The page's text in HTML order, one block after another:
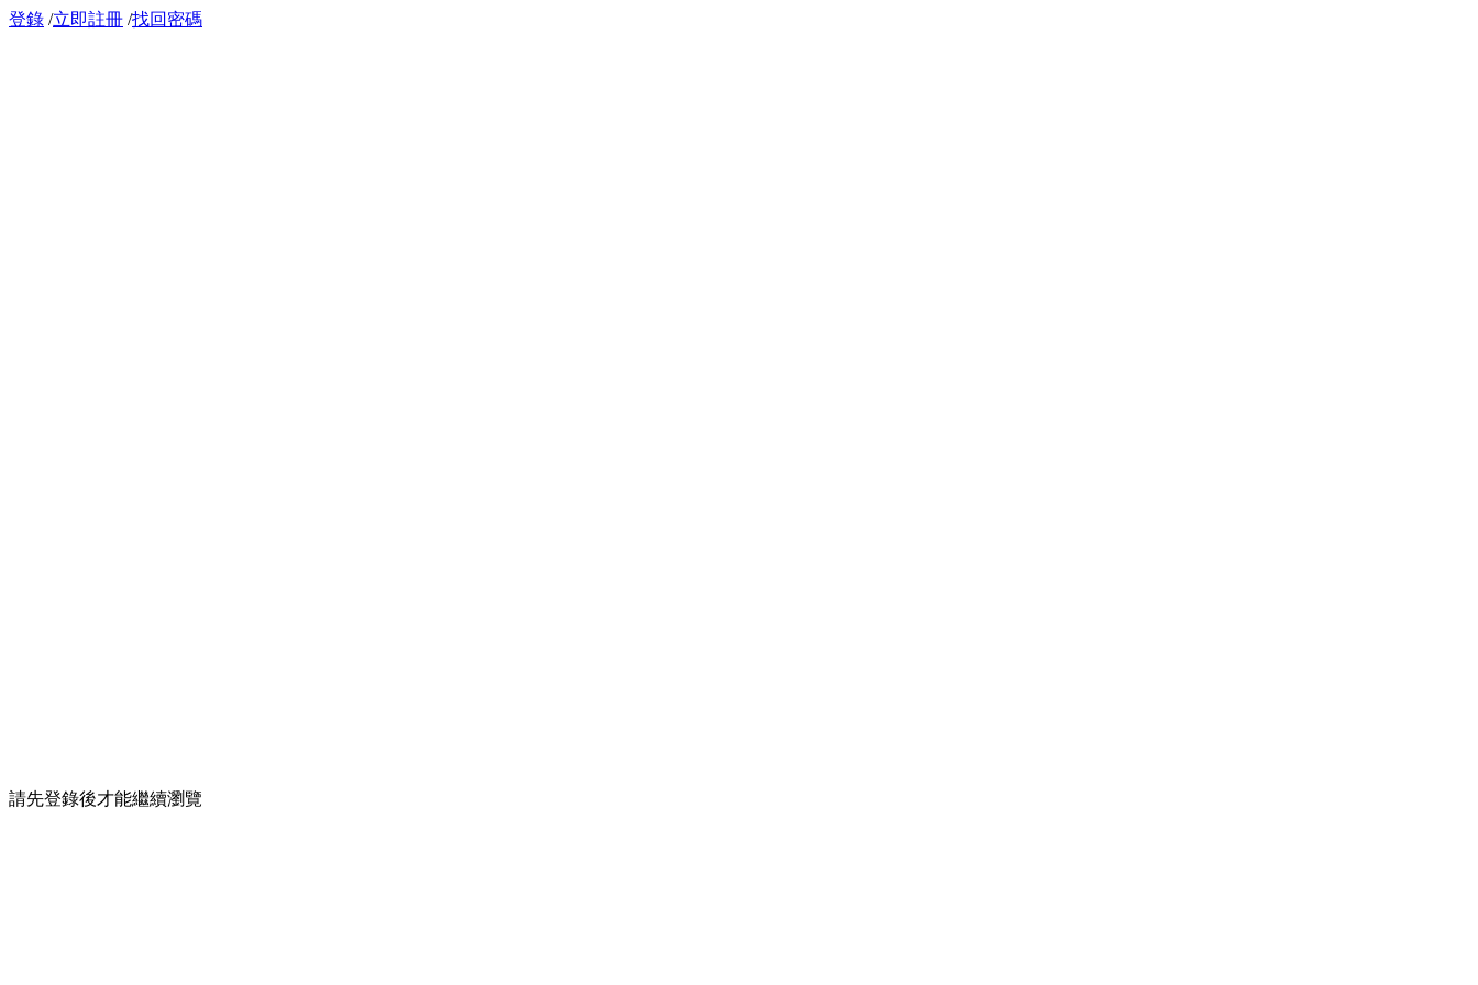
登錄 /立即註冊 /找回密碼
請先登錄後才能繼續瀏覽